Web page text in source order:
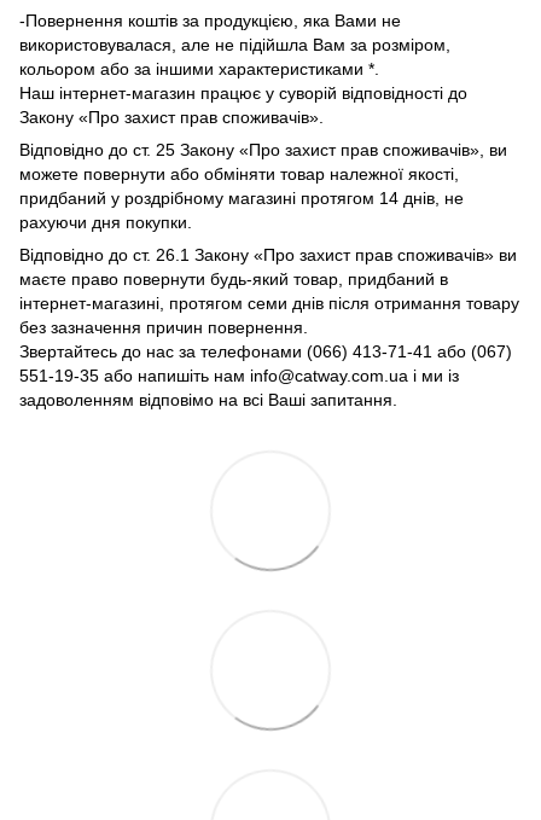
-Повернення коштів за продукцією, яка Вами не
використовувалася, але не підійшла Вам за розміром,
кольором або за іншими характеристиками *.
Наш інтернет-магазин працює у суворій відповідності до
Закону «Про захист прав споживачів».
Відповідно до ст. 25 Закону «Про захист прав споживачів», ви
можете повернути або обміняти товар належної якості,
придбаний у роздрібному магазині протягом 14 днів, не
рахуючи дня покупки.
Відповідно до ст. 26.1 Закону «Про захист прав споживачів» ви
маєте право повернути будь-який товар, придбаний в
інтернет-магазині, протягом семи днів після отримання товару
без зазначення причин повернення.
Звертайтесь до нас за телефонами (066) 413-71-41 або (067)
551-19-35 або напишіть нам info@catway.com.ua і ми із
задоволенням відповімо на всі Ваші запитання.